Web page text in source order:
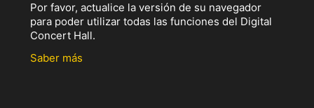
Por favor, actualice la versión de su navegador
para poder utilizar todas las funciones del Digital
Concert Hall.
Saber más